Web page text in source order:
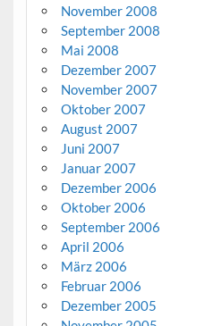
November 2008
September 2008
Mai 2008
Dezember 2007
November 2007
Oktober 2007
August 2007
Juni 2007
Januar 2007
Dezember 2006
Oktober 2006
September 2006
April 2006
März 2006
Februar 2006
Dezember 2005